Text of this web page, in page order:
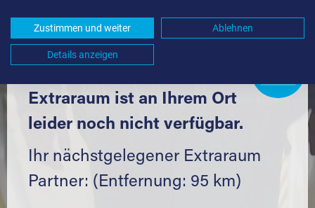
Komfortabel einlagern mit Extraraum
Extraraum ist an Ihrem Ort
leider noch nicht verfügbar.
Ihr nächstgelegener Extraraum
Partner: (Entfernung: 95 km)
Zustimmen und weiter Ablehnen
Details anzeigen